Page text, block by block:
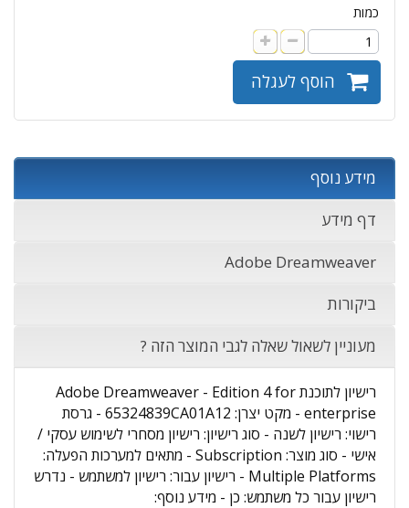
כמות
הוסף לעגלה
מידע נוסף
דף מידע
Adobe Dreamweaver
ביקורות
מעוניין לשאול שאלה לגבי המוצר הזה ?
רישיון לתוכנת Adobe Dreamweaver - Edition 4 for
enterprise - מקט יצרן: 65324839CA01A12 - גרסת
רישוי: רישיון לשנה - סוג רישיון: רישיון מסחרי לשימוש עסקי /
אישי - סוג מוצר: Subscription - מתאים למערכות הפעלה:
Multiple Platforms - רישיון עבור: רישיון למשתמש - נדרש
רישיון עבור כל משתמש: כן - מידע נוסף: